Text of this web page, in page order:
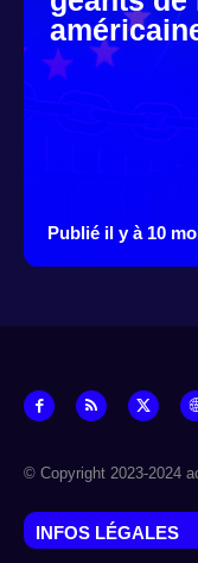
Publié il y à 10
© Copyright 2023-2024
INFOS LÉGALES